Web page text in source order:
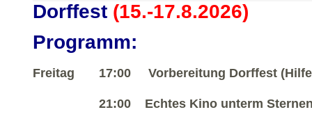
Dorffest (15.-17.8.2026)
Programm:
Freitag 17:00 Vorbereitung Dorffest
21:00 Echtes Kino unterm